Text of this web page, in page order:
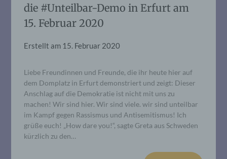
die #Unteilbar-Demo in Erfurt am
15. Februar 2020
Erstellt am 15. Februar 2020
Liebe Freundinnen und Freunde, die ihr heute hier auf
dem Domplatz in Erfurt demonstriert und zeigt: Dieser
Anschlag auf die Demokratie ist nicht mit uns zu
machen! Wir sind hier. Wir sind viele. wir sind unteilbar
im Kampf gegen Rassismus und Antisemitismus! Ich
grüße euch! „How dare you!“, sagte Greta aus Schweden
kürzlich zu den…